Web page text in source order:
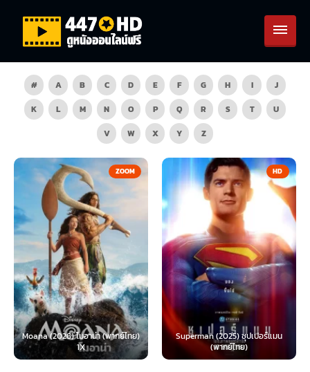
# A B C D E F G H I
J
K
L M N O P Q R S T
U
V
W X Y Z
ZOOM
Moana (2026) โมอาน่า (พากย์ไทย)
1X
HD
Superman (2025) ซุปเปอร์แมน
(พากย์ไทย)